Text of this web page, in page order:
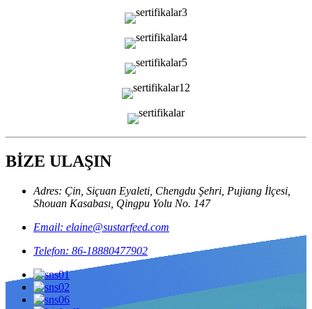
BİZE ULAŞIN
Adres: Çin, Siçuan Eyaleti, Chengdu Şehri, Pujiang İlçesi,
Shouan Kasabası, Qingpu Yolu No. 147
Email: elaine@sustarfeed.com
Telefon: 86-18880477902